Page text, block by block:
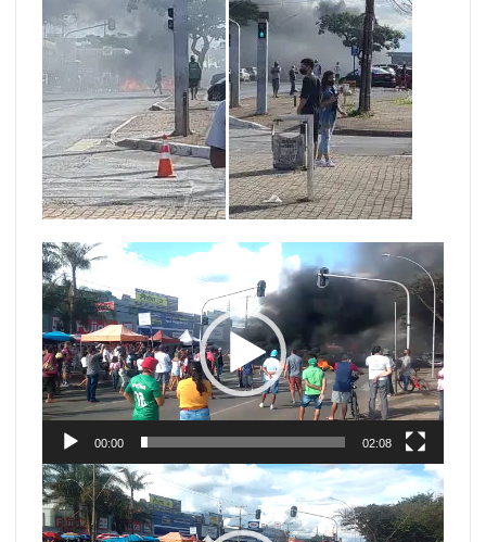
Tocador
de
vídeo
00:00 02:08
Tocador
de
vídeo